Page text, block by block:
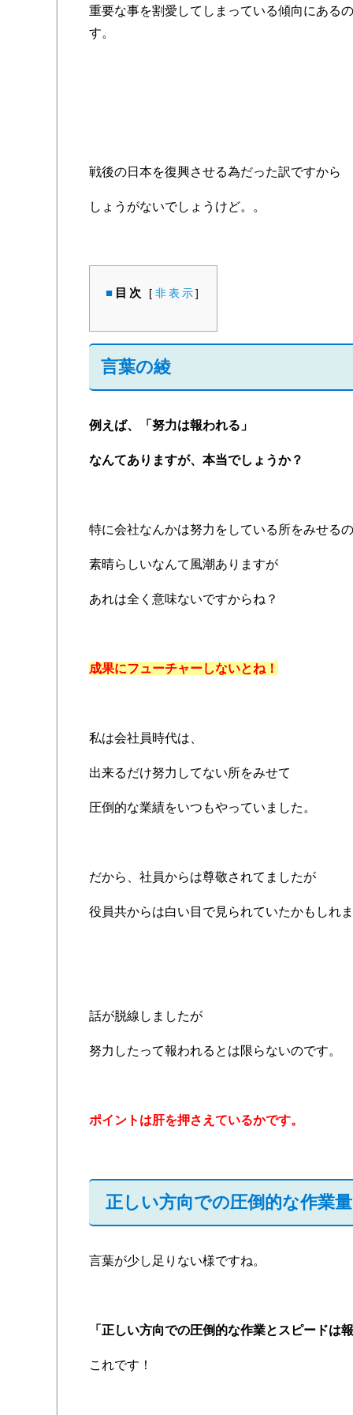
重要な事を割愛してしまっている傾向にある
す。
戦後の日本を復興させる為だった訳ですから
しょうがないでしょうけど。。
目次 [ 非表示 ]
言葉の綾
例えば、「努力は報われる」
なんてありますが、本当でしょうか？
特に会社なんかは努力をしている所をみせる
素晴らしいなんて風潮ありますが
あれは全く意味ないですからね？
成果にフューチャーしないとね！
私は会社員時代は、
出来るだけ努力してない所をみせて
圧倒的な業績をいつもやっていました。
だから、社員からは尊敬されてましたが
役員共からは白い目で見られていたかもしれ
話が脱線しましたが
努力したって報われるとは限らないのです。
ポイントは肝を押さえているかです。
正しい方向での圧倒的な作業
言葉が少し足りない様ですね。
「正しい方向での圧倒的な作業とスピードは
これです！